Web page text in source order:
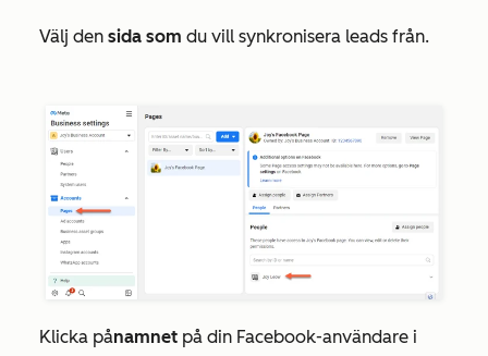
Välj den sida som du vill synkronisera leads från.
Klicka pånamnet på din Facebook-användare i